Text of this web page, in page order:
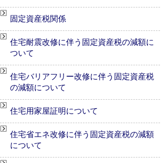
固定資産税関係
住宅耐震改修に伴う固定資産税の減額に
ついて
住宅バリアフリー改修に伴う固定資産税
の減額について
住宅用家屋証明について
住宅省エネ改修に伴う固定資産税の減額
について